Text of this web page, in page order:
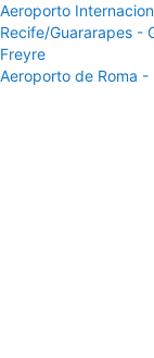
Aeroporto
Recife/Guararapes -
Freyre
Aeroporto de Roma -